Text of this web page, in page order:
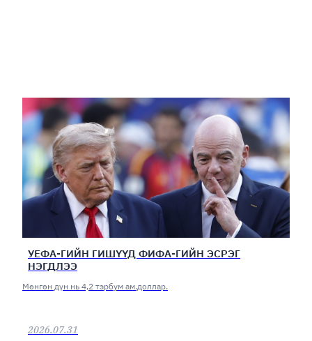
УЕФА-ГИЙН ГИШҮҮД ФИФА-ГИЙН ЭСРЭГ
НЭГДЛЭЭ
Мөнгөн дүн нь 4,2 тэрбум ам.доллар.
2026.07.31